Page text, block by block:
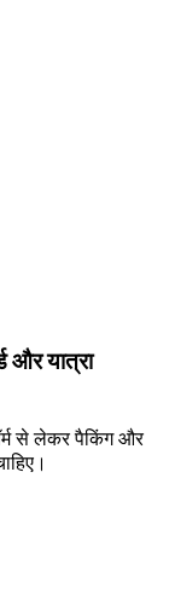
और यात्रा
से लेकर पैकिंग और